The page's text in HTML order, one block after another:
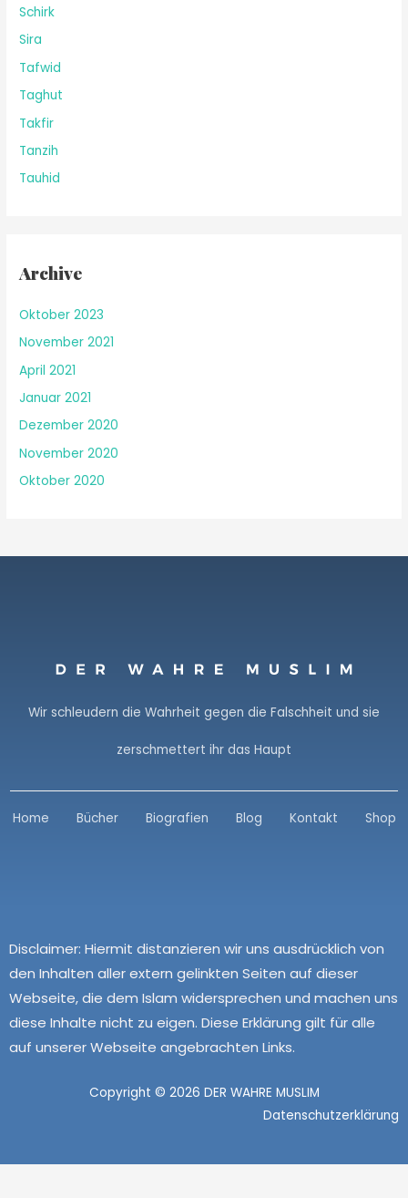
Schirk
Sira
Tafwid
Taghut
Takfir
Tanzih
Tauhid
Archive
Oktober 2023
November 2021
April 2021
Januar 2021
Dezember 2020
November 2020
Oktober 2020
Wir schleudern die Wahrheit gegen die Falschheit und sie
zerschmettert ihr das Haupt
Home Bücher Biografien Blog Kontakt Shop
Disclaimer: Hiermit distanzieren wir uns ausdrücklich von
den Inhalten aller extern gelinkten Seiten auf dieser
Webseite, die dem Islam widersprechen und machen uns
diese Inhalte nicht zu eigen. Diese Erklärung gilt für alle
auf unserer Webseite angebrachten Links.
Copyright © 2026 DER WAHRE MUSLIM
Datenschutzerklärung